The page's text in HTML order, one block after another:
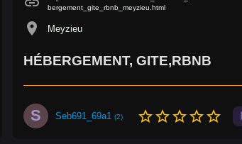
bergement_gite_rbnb_meyzieu.html
location_on Meyzieu
HÉBERGEMENT, GITE,RBNB
S Seb691_69a1 (2) star_borderstar_borderstar_borderstar_borderstar_border